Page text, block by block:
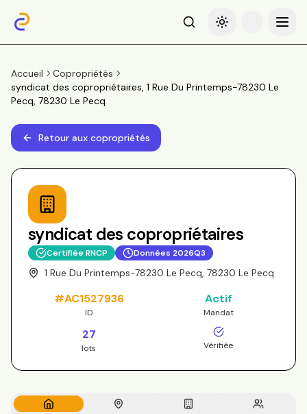
RechercheBasculer le thème
Menu
Accueil
Copropriétés
syndicat des copropriétaires, 1 Rue Du Printemps-78230 Le
Pecq, 78230 Le Pecq
Retour aux copropriétés
syndicat des copropriétaires
Certifiée RNCP Données 2026Q3
1 Rue Du Printemps-78230 Le Pecq, 78230 Le Pecq
#AC1527936
ID
Actif
Mandat
27
lots Vérifiée